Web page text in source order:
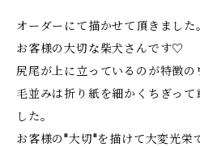
オーダーにて描かせて頂きました。
お客様の大切な柴犬さんです♡
尻尾が上に立っているのが特徴の
毛並みは折り紙を細かくちぎっ
した。
お客様の"大切"を描けて大変光栄